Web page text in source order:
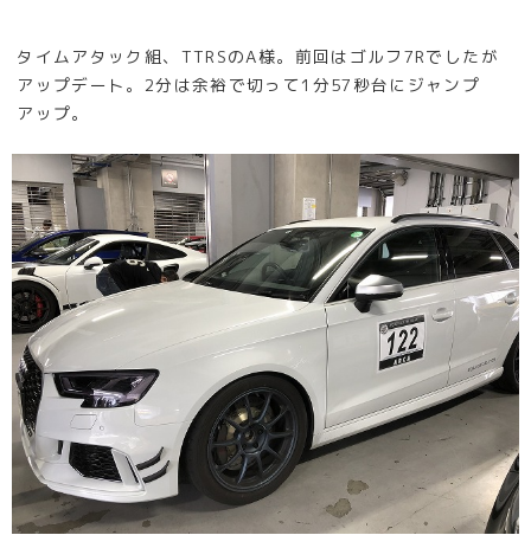
タイムアタック組、TTRSのA様。前回はゴルフ7Rでしたが
アップデート。2分は余裕で切って1分57秒台にジャンプ
アップ。